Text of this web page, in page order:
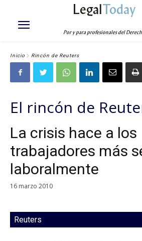
LegalToday
Por y para profesionales del
Inicio Rincón de Reuters
El rincón de
La crisis hace a los
trabajadores más
laboralmente
16 marzo 2010
Reuters